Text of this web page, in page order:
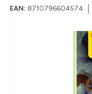
EAN: 8710796604574